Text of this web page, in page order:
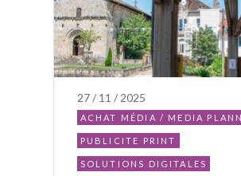
27 / 11 / 2025
ACHAT MÉDIA / MEDIA
PUBLICITE PRINT
SOLUTIONS DIGITALES